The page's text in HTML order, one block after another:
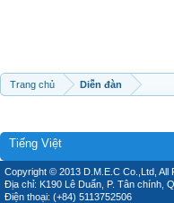
Trang chủ Diễn đàn
Tiếng Việt
Copyright © 2013 D.M.E.C Co.,Ltd, All
Địa chỉ: K190 Lê Duẩn, P. Tân chính,
Điện thoại: (+84) 5113752506